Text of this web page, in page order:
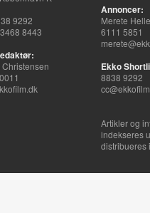
9292
8443
Annoncer:
Merete
6111 5851
Ekko
8838 9292
Artikler og
indekseres
distribueres